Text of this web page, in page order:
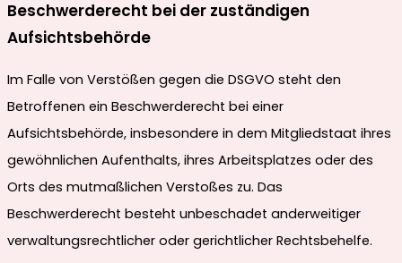
Beschwerde­recht bei der zuständigen
Aufsichts­behörde
Im Falle von Verstößen gegen die DSGVO steht den
Betroffenen ein Beschwerderecht bei einer
Aufsichtsbehörde, insbesondere in dem Mitgliedstaat ihres
gewöhnlichen Aufenthalts, ihres Arbeitsplatzes oder des
Orts des mutmaßlichen Verstoßes zu. Das
Beschwerderecht besteht unbeschadet anderweitiger
verwaltungsrechtlicher oder gerichtlicher Rechtsbehelfe.